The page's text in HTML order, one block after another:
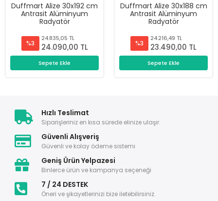
Duffmart Alize 30x192 cm
Antrasit Alüminyum
Radyatör
%3
24.835,05 TL
24.090,00 TL
Sepete Ekle
Duffmart Alize 30x188 cm
Antrasit Alüminyum
Radyatör
%3
24.216,49 TL
23.490,00 TL
Sepete Ekle
Hızlı Teslimat
Siparişleriniz en kısa sürede elinize ulaşır.
Güvenli Alışveriş
Güvenli ve kolay ödeme sistemi
Geniş Ürün Yelpazesi
Binlerce ürün ve kampanya seçeneği
7 / 24 DESTEK
Öneri ve şikayetlerinizi bize iletebilirsiniz.